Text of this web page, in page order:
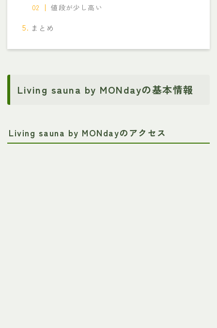
値段が少し高い
まとめ
Living sauna by MONdayの基本情報
Living sauna by MONdayのアクセス